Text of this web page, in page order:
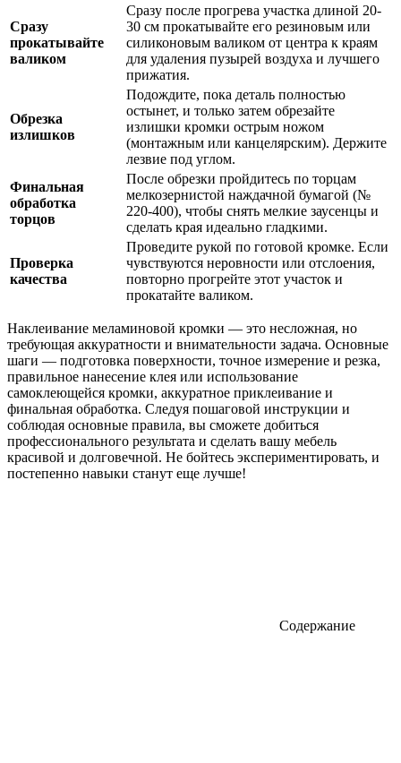
Сразу
прокатывайте
валиком
Сразу после прогрева участка длиной 20-
30 см прокатывайте его резиновым или
силиконовым валиком от центра к краям
для удаления пузырей воздуха и лучшего
прижатия.
Обрезка
излишков
Подождите, пока деталь полностью
остынет, и только затем обрезайте
излишки кромки острым ножом
(монтажным или канцелярским). Держите
лезвие под углом.
Финальная
обработка
торцов
После обрезки пройдитесь по торцам
мелкозернистой наждачной бумагой (№
220-400), чтобы снять мелкие заусенцы и
сделать края идеально гладкими.
Проверка
качества
Проведите рукой по готовой кромке. Если
чувствуются неровности или отслоения,
повторно прогрейте этот участок и
прокатайте валиком.
Наклеивание меламиновой кромки — это несложная, но
требующая аккуратности и внимательности задача. Основные
шаги — подготовка поверхности, точное измерение и резка,
правильное нанесение клея или использование
самоклеющейся кромки, аккуратное приклеивание и
финальная обработка. Следуя пошаговой инструкции и
соблюдая основные правила, вы сможете добиться
профессионального результата и сделать вашу мебель
красивой и долговечной. Не бойтесь экспериментировать, и
постепенно навыки станут еще лучше!
Содержание